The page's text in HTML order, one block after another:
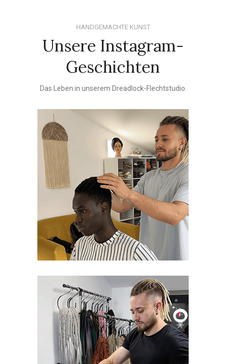
HANDGEMACHTE KUNST
Unsere Instagram-
Geschichten
Das Leben in unserem Dreadlock-Flechtstudio.